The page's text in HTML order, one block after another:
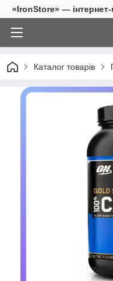
«IronStore» —
Каталог товарів